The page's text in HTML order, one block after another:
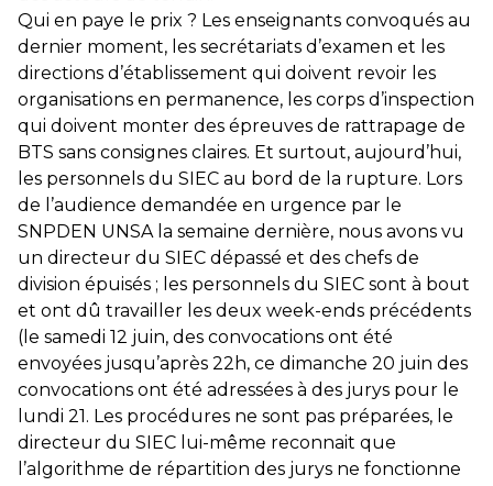
Qui en paye le prix ? Les enseignants convoqués au
dernier moment, les secrétariats d’examen et les
directions d’établissement qui doivent revoir les
organisations en permanence, les corps d’inspection
qui doivent monter des épreuves de rattrapage de
BTS sans consignes claires. Et surtout, aujourd’hui,
les personnels du SIEC au bord de la rupture. Lors
de l’audience demandée en urgence par le
SNPDEN UNSA la semaine dernière, nous avons vu
un directeur du SIEC dépassé et des chefs de
division épuisés ; les personnels du SIEC sont à bout
et ont dû travailler les deux week-ends précédents
(le samedi 12 juin, des convocations ont été
envoyées jusqu’après 22h, ce dimanche 20 juin des
convocations ont été adressées à des jurys pour le
lundi 21. Les procédures ne sont pas préparées, le
directeur du SIEC lui-même reconnait que
l’algorithme de répartition des jurys ne fonctionne